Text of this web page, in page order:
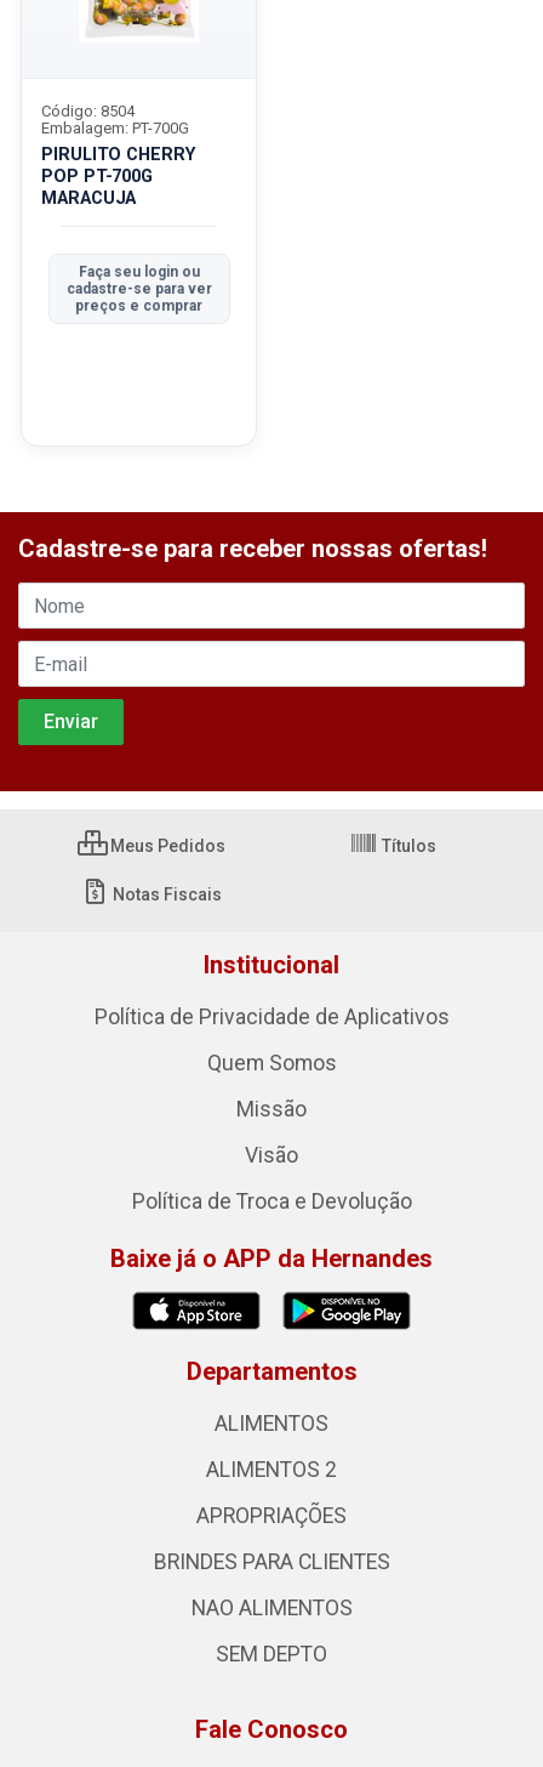
PIRULITO CHERRY
POP PT-700G
MARACUJA
Código: 8504
Embalagem: PT-700G
Faça seu login ou
cadastre-se para ver
preços e comprar
Cadastre-se para receber nossas ofertas!
Meus Pedidos Títulos
Notas Fiscais
Institucional
Política de Privacidade de Aplicativos
Quem Somos
Missão
Visão
Política de Troca e Devolução
Baixe já o APP da Hernandes
Departamentos
ALIMENTOS
ALIMENTOS 2
APROPRIAÇÕES
BRINDES PARA CLIENTES
NAO ALIMENTOS
SEM DEPTO
Fale Conosco